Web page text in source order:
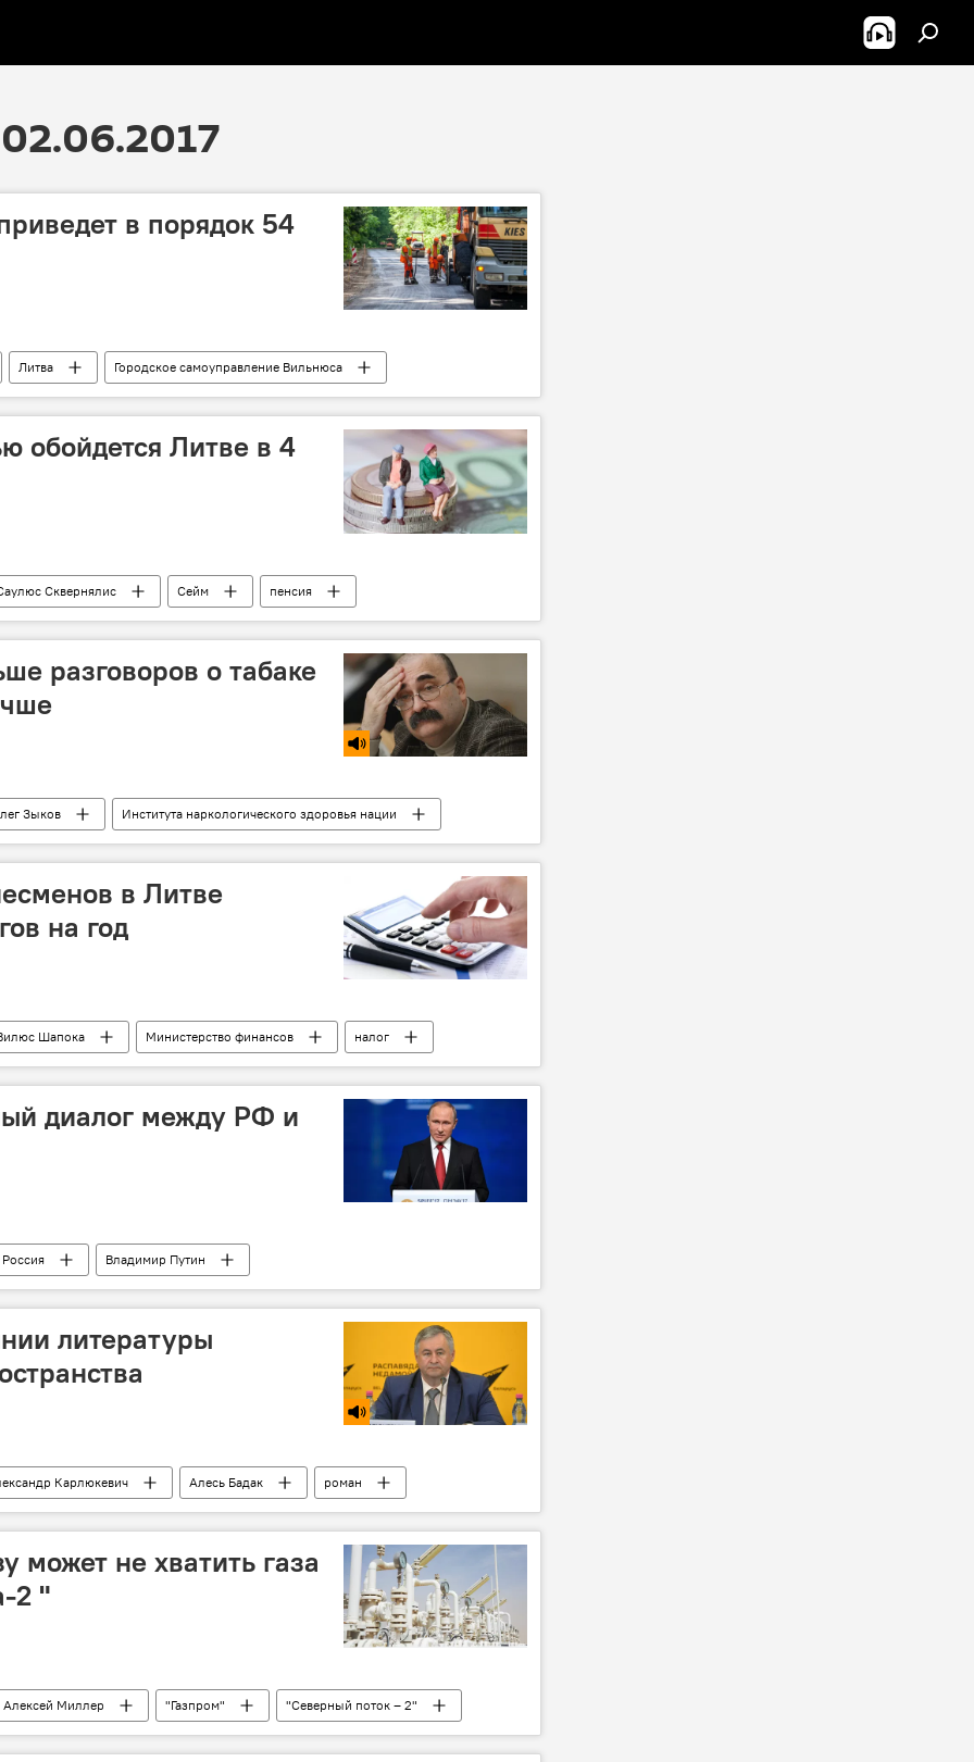
в порядок 54
Литва
Городское самоуправление Вильнюса
обойдется Литве в 4
Сквернялис Сейм
пенсия
низкий уровень дохода
разговоров о табаке
Зыков
Института наркологического здоровья нации
продажа табак
в Литве
на год
Шапока Министерство финансов
налог
диалог между РФ и
Россия
Владимир Путин
Соединенные Штаты Америки политика
литературы
Карлюкевич Алесь Бадак
роман
может не хватить газа
2 "
Алексей Миллер "Газпром"
"Северный поток – 2"